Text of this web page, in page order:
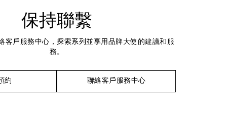
保持聯繫
客戶服務中心，探索系列並享用品牌大使的建議和服
務。
約 聯絡客戶服務中心